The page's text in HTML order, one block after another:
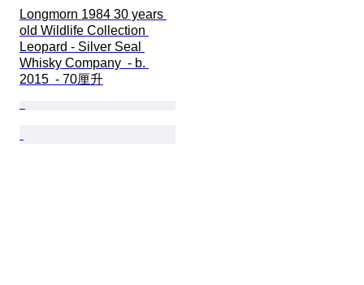
Longmorn 1984 30 years
old Wildlife Collection
Leopard - Silver Seal
Whisky Company  - b.
2015  - 70厘升